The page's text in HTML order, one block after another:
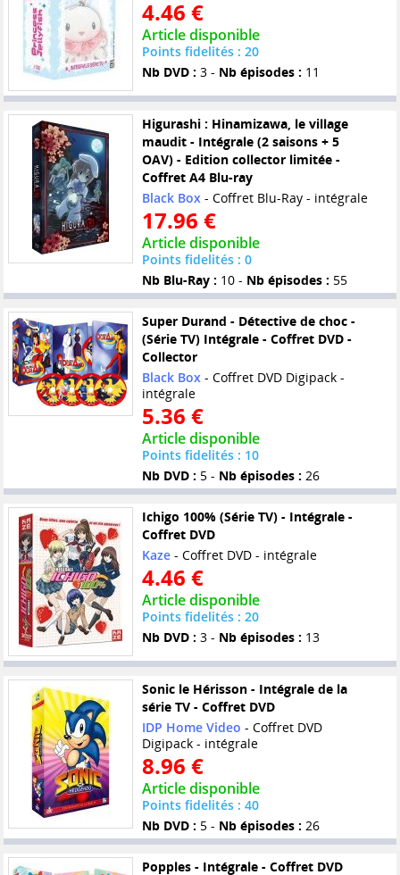
4.46 €
Article disponible
Points fidelités : 20
Nb DVD : 3 - Nb épisodes : 11
Higurashi : Hinamizawa, le village
maudit - Intégrale (2 saisons + 5
OAV) - Edition collector limitée -
Coffret A4 Blu-ray
Black Box- Coffret Blu-Ray - intégrale
17.96 €
Article disponible
Points fidelités : 0
Nb Blu-Ray : 10 - Nb épisodes : 55
Super Durand - Détective de choc -
(Série TV) Intégrale - Coffret DVD -
Collector
Black Box- Coffret DVD Digipack -
intégrale
5.36 €
Article disponible
Points fidelités : 10
Nb DVD : 5 - Nb épisodes : 26
Ichigo 100% (Série TV) - Intégrale -
Coffret DVD
Kaze- Coffret DVD - intégrale
4.46 €
Article disponible
Points fidelités : 20
Nb DVD : 3 - Nb épisodes : 13
Sonic le Hérisson - Intégrale de la
série TV - Coffret DVD
IDP Home Video - Coffret DVD
Digipack - intégrale
8.96 €
Article disponible
Points fidelités : 40
Nb DVD : 5 - Nb épisodes : 26
Popples - Intégrale - Coffret DVD